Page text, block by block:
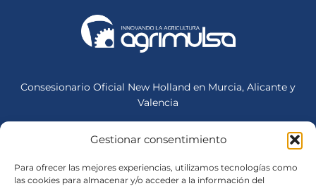
Gestionar consentimiento
Para ofrecer las mejores experiencias, utilizamos tecnologías como
las cookies para almacenar y/o acceder a la información del
Consesionario Oficial New Holland en Murcia, Alicante y
Valencia
Sede Central (Mula)
Sábados: 08:30 - 13:00